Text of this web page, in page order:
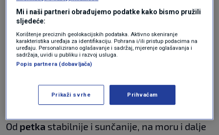
U noći na četvrtka i tijekomčetvrtkaoborine će
biti većinom u gorju, u najvišim predjelima
može zalepršati i kojapahulja snijega. Bit će
hladno u gorskim područjima, lokalno ispod
jaka i olujna bura, zbog koje se očekuju i
poteškoće u prometu.
Od petka stabilnije i sunčanije, na moru i dalje
Mi i naši partneri obrađujemo podatke kako bismo pružili
sljedeće:
Korištenje preciznih geolokacijskih podataka. Aktivno skeniranje
karakteristika uređaja za identifikaciju. Pohrana i/ili pristup podacima na
uređaju. Personalizirano oglašavanje i sadržaj, mjerenje oglašavanja i
sadržaja, uvidi u publiku i razvoj usluga.
Popis partnera (dobavljača)
Prikaži svrhe Prihvaćam